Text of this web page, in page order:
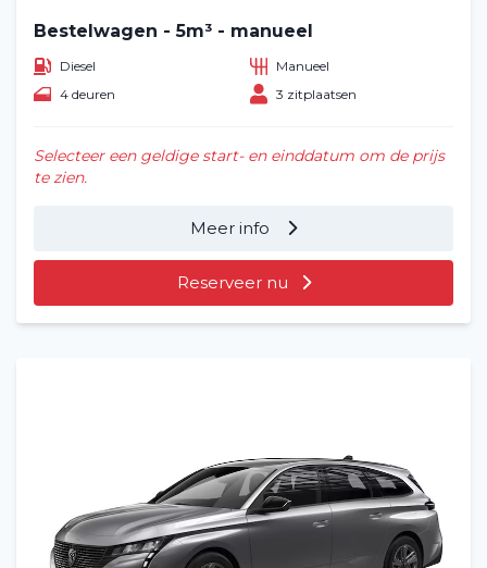
Bestelwagen - 5m³ - manueel
Diesel
Manueel
4 deuren
3 zitplaatsen
Selecteer een geldige start- en einddatum om de prijs
te zien.
Meer info
Reserveer nu